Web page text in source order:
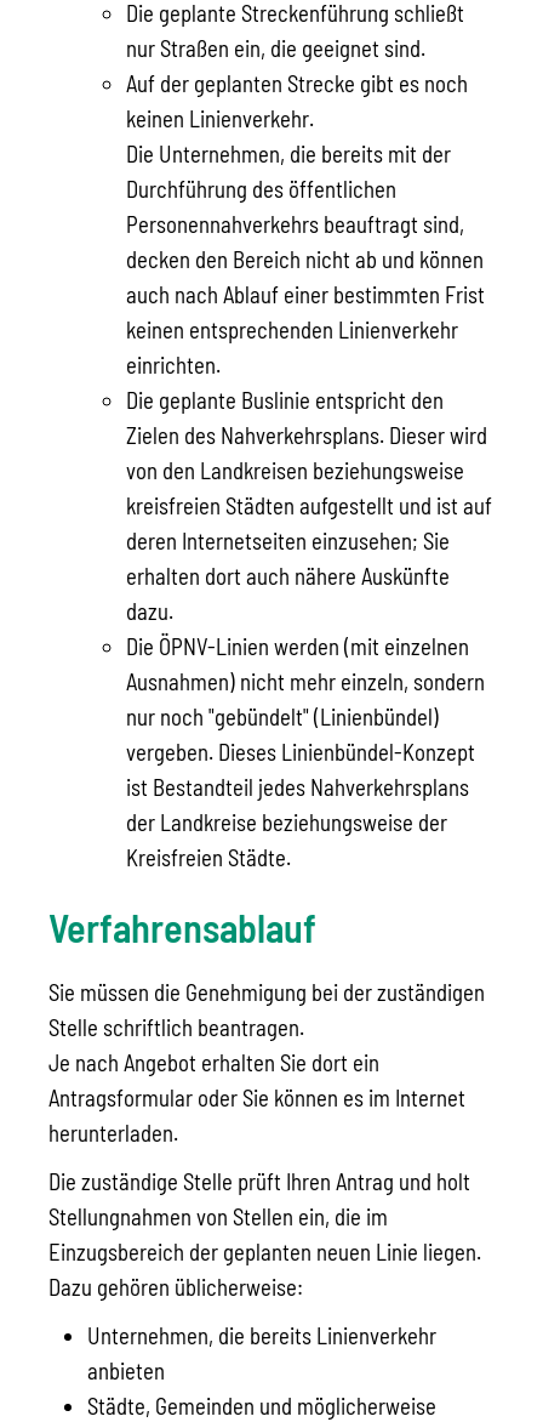
Die geplante Streckenführung schließt
nur Straßen ein, die geeignet sind.
Auf der geplanten Strecke gibt es noch
keinen Linienverkehr.
Die Unternehmen, die bereits mit der
Durchführung des öffentlichen
Personennahverkehrs beauftragt sind,
decken den Bereich nicht ab und können
auch nach Ablauf einer bestimmten Frist
keinen entsprechenden Linienverkehr
einrichten.
Die geplante Buslinie entspricht den
Zielen des Nahverkehrsplans. Dieser wird
von den Landkreisen beziehungsweise
kreisfreien Städten aufgestellt und ist auf
deren Internetseiten einzusehen; Sie
erhalten dort auch nähere Auskünfte
dazu.
Die ÖPNV-Linien werden (mit einzelnen
Ausnahmen) nicht mehr einzeln, sondern
nur noch "gebündelt" (Linienbündel)
vergeben. Dieses Linienbündel-Konzept
ist Bestandteil jedes Nahverkehrsplans
der Landkreise beziehungsweise der
Kreisfreien Städte.
Verfahrensablauf
Sie müssen die Genehmigung bei der zuständigen
Stelle schriftlich beantragen.
Je nach Angebot erhalten Sie dort ein
Antragsformular oder Sie können es im Internet
herunterladen.
Die zuständige Stelle prüft Ihren Antrag und holt
Stellungnahmen von Stellen ein, die im
Einzugsbereich der geplanten neuen Linie liegen.
Dazu gehören üblicherweise:
Unternehmen, die bereits Linienverkehr
anbieten
Städte, Gemeinden und möglicherweise